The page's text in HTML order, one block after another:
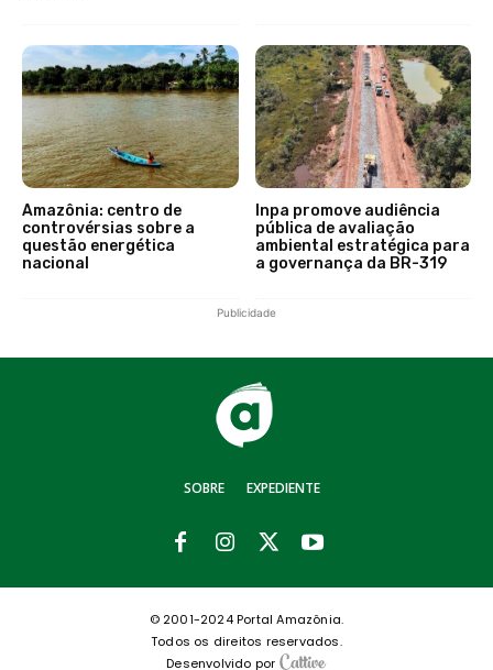
Amazônia: centro de
controvérsias sobre a
questão energética
nacional
Inpa promove audiência
pública de avaliação
ambiental estratégica para
a governança da BR-319
Publicidade
SOBRE EXPEDIENTE
© 2001-2024 Portal Amazônia.
Todos os direitos reservados.
Desenvolvido por